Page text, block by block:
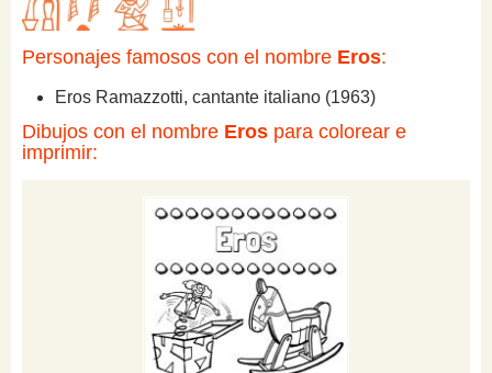
Personajes famosos con el nombre Eros:
Eros Ramazzotti, cantante italiano (1963)
Dibujos con el nombre Eros para colorear e
imprimir: